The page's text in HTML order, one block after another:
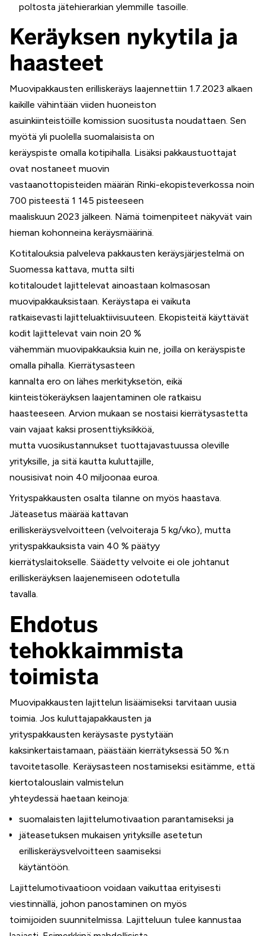
poltosta jätehierarkian ylemmille tasoille.
Keräyksen nykytila ja
haasteet
Muovipakkausten erilliskeräys laajennettiin 1.7.2023 alkaen
kaikille vähintään viiden huoneiston
asuinkiinteistöille komission suositusta noudattaen. Sen
myötä yli puolella suomalaisista on
keräyspiste omalla kotipihalla. Lisäksi pakkaustuottajat
ovat nostaneet muovin
vastaanottopisteiden määrän Rinki-ekopisteverkossa noin
700 pisteestä 1 145 pisteeseen
maaliskuun 2023 jälkeen. Nämä toimenpiteet näkyvät vain
hieman kohonneina keräysmäärinä.
Kotitalouksia palveleva pakkausten keräysjärjestelmä on
Suomessa kattava, mutta silti
kotitaloudet lajittelevat ainoastaan kolmasosan
muovipakkauksistaan. Keräystapa ei vaikuta
ratkaisevasti lajitteluaktiivisuuteen. Ekopisteitä käyttävät
kodit lajittelevat vain noin 20 %
vähemmän muovipakkauksia kuin ne, joilla on keräyspiste
omalla pihalla. Kierrätysasteen
kannalta ero on lähes merkityksetön, eikä
kiinteistökeräyksen laajentaminen ole ratkaisu
haasteeseen. Arvion mukaan se nostaisi kierrätysastetta
vain vajaat kaksi prosenttiyksikköä,
mutta vuosikustannukset tuottajavastuussa oleville
yrityksille, ja sitä kautta kuluttajille,
nousisivat noin 40 miljoonaa euroa.
Yrityspakkausten osalta tilanne on myös haastava.
Jäteasetus määrää kattavan
erilliskeräysvelvoitteen (velvoiteraja 5 kg/vko), mutta
yrityspakkauksista vain 40 % päätyy
kierrätyslaitokselle. Säädetty velvoite ei ole johtanut
erilliskeräyksen laajenemiseen odotetulla
tavalla.
Ehdotus
tehokkaimmista
toimista
Muovipakkausten lajittelun lisäämiseksi tarvitaan uusia
toimia. Jos kuluttajapakkausten ja
yrityspakkausten keräysaste pystytään
kaksinkertaistamaan, päästään kierrätyksessä 50 %:n
tavoitetasolle. Keräysasteen nostamiseksi esitämme, että
kiertotalouslain valmistelun
yhteydessä haetaan keinoja:
suomalaisten lajittelumotivaation parantamiseksi ja
jäteasetuksen mukaisen yrityksille asetetun
erilliskeräysvelvoitteen saamiseksi
käytäntöön.
Lajittelumotivaatioon voidaan vaikuttaa erityisesti
viestinnällä, johon panostaminen on myös
toimijoiden suunnitelmissa. Lajitteluun tulee kannustaa